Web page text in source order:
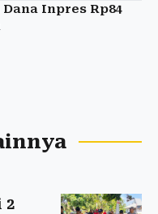
Inpres Rp84
2